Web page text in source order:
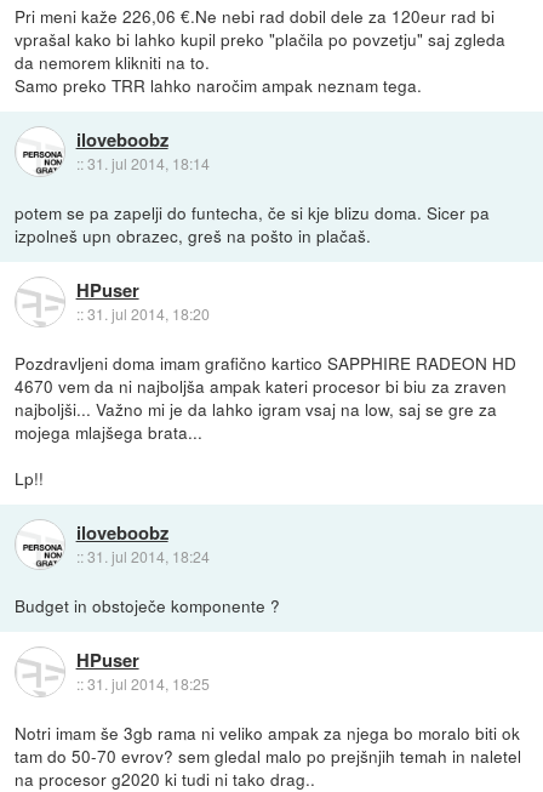
Pri meni kaže 226,06 €.Ne nebi rad dobil dele za 120eur rad bi
vprašal kako bi lahko kupil preko "plačila po povzetju" saj zgleda
da nemorem klikniti na to.
Samo preko TRR lahko naročim ampak neznam tega.
iloveboobz
::31. jul 2014, 18:14
potem se pa zapelji do funtecha, če si kje blizu doma. Sicer pa
izpolneš upn obrazec, greš na pošto in plačaš.
HPuser
::31. jul 2014, 18:20
Pozdravljeni doma imam grafično kartico SAPPHIRE RADEON HD
4670 vem da ni najboljša ampak kateri procesor bi biu za zraven
najboljši... Važno mi je da lahko igram vsaj na low, saj se gre za
mojega mlajšega brata...
Lp!!
iloveboobz
::31. jul 2014, 18:24
Budget in obstoječe komponente ?
HPuser
::31. jul 2014, 18:25
Notri imam še 3gb rama ni veliko ampak za njega bo moralo biti ok
tam do 50-70 evrov? sem gledal malo po prejšnjih temah in naletel
na procesor g2020 ki tudi ni tako drag..